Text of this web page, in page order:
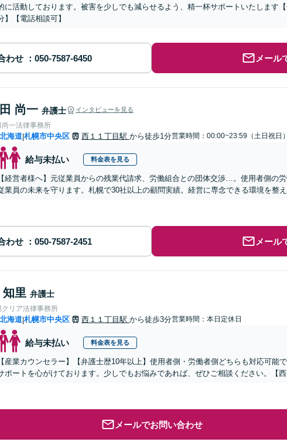
に活動しております。被害を少しでも減らせるよう、精一杯サポートいたします
】【電話相談可】
わせ メール
尚一 弁護士 インタビューを見る
尚一法律事務所
北海道|札幌市中央区 西１１丁目駅 から徒歩1分営業時間：00:00~23:59（土日祝日）
給与未払い 料金表を見る
【経営者様へ】元従業員からの残業代請求、労働組合との団体交渉…。使用者側の
業員の未来を守ります。札幌で30社以上の顧問実績。経営に専念できる環境を整え
わせ メール
知里 弁護士
クリア法律事務所
北海道|札幌市中央区 西１１丁目駅 から徒歩3分営業時間：本日定休日
給与未払い 料金表を見る
【産業カウンセラー】【弁護士歴10年以上】使用者側・労働者側どちらも対応可能
ポートを心がけております。少しでもお悩みであれば、ぜひご相談ください。【西
メールでお問い合わせ